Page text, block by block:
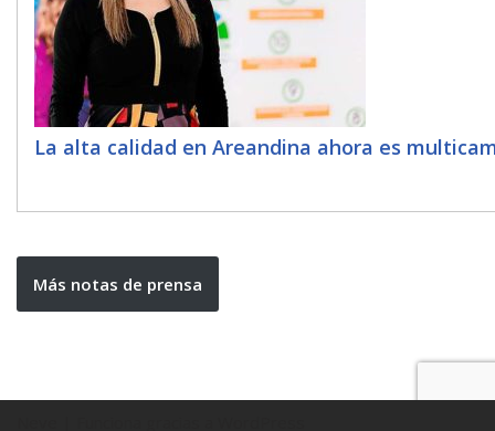
La alta calidad en Areandina ahora es
Más notas de prensa